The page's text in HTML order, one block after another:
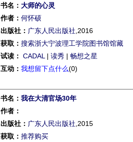
书名： 大师的心灵
作者： 何怀硕
出版社： 广东人民出版社 ,2016
获取： 搜索浙大宁波理工学院图书馆馆藏
试读： CADAL | 读秀 | 畅想之星
互动： 我想留下点什么(0)
书名： 我在大清官场30年
作者：
出版社： 广东人民出版社 ,2015
获取： 推荐购买